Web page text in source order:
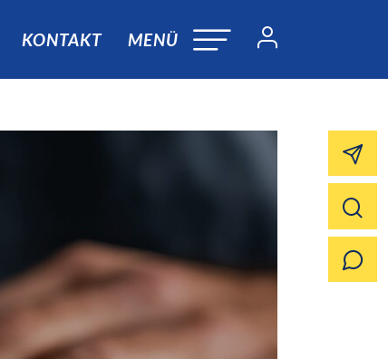
KONTAKT MENÜ